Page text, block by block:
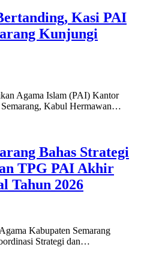
Kasi PAI
Kunjungi
Agama Islam (PAI) Kantor
Kabul Hermawan…
Bahas Strategi
TPG PAI Akhir
Tahun 2026
Kabupaten Semarang
Strategi dan…